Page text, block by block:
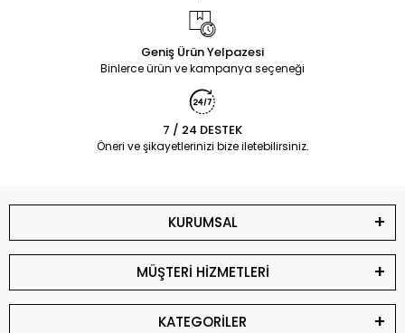
Geniş Ürün Yelpazesi
Binlerce ürün ve kampanya seçeneği
7 / 24 DESTEK
Öneri ve şikayetlerinizi bize iletebilirsiniz.
KURUMSAL
MÜŞTERİ HİZMETLERİ
KATEGORİLER